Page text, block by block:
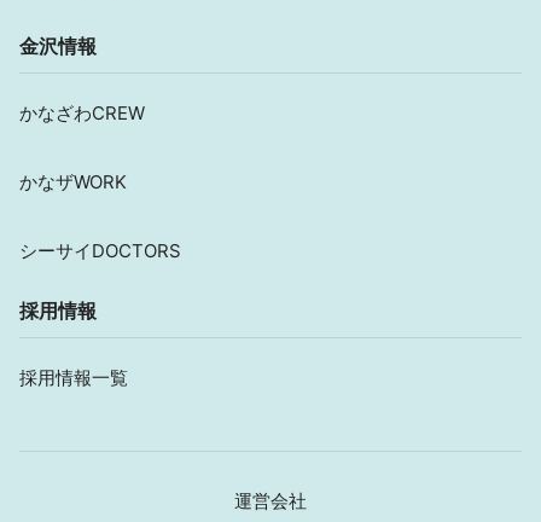
金沢情報
かなざわCREW
かなザWORK
シーサイDOCTORS
採用情報
採用情報一覧
運営会社